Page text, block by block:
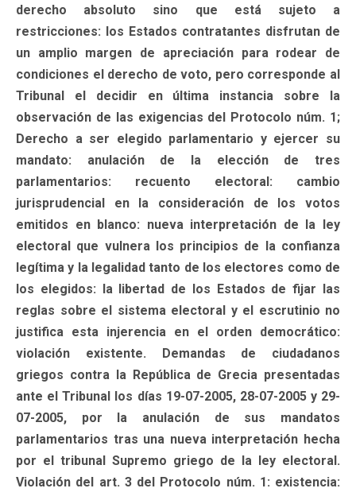
derecho absoluto sino que está sujeto a
restricciones: los Estados contratantes disfrutan de
un amplio margen de apreciación para rodear de
condiciones el derecho de voto, pero corresponde al
Tribunal el decidir en última instancia sobre la
observación de las exigencias del Protocolo núm. 1;
Derecho a ser elegido parlamentario y ejercer su
mandato: anulación de la elección de tres
parlamentarios: recuento electoral: cambio
jurisprudencial en la consideración de los votos
emitidos en blanco: nueva interpretación de la ley
electoral que vulnera los principios de la confianza
legítima y la legalidad tanto de los electores como de
los elegidos: la libertad de los Estados de fijar las
reglas sobre el sistema electoral y el escrutinio no
justifica esta injerencia en el orden democrático:
violación existente. Demandas de ciudadanos
griegos contra la República de Grecia presentadas
ante el Tribunal los días 19-07-2005, 28-07-2005 y 29-
07-2005, por la anulación de sus mandatos
parlamentarios tras una nueva interpretación hecha
por el tribunal Supremo griego de la ley electoral.
Violación del art. 3 del Protocolo núm. 1: existencia: